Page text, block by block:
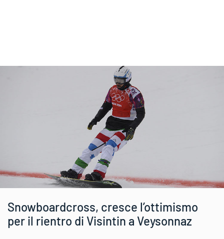
Snowboardcross, cresce l’ottimismo
per il rientro di Visintin a Veysonnaz